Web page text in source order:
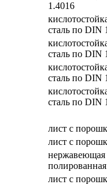
1.4016
сталь по DIN
сталь по DIN
сталь по DIN
сталь по DIN
лист с
лист с
нержавеющая
полированная
лист с